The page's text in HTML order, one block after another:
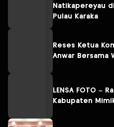
Natikapereyau
Pulau Karaka
Reses Ketua
Anwar Bersama
LENSA FOTO –
Kabupaten